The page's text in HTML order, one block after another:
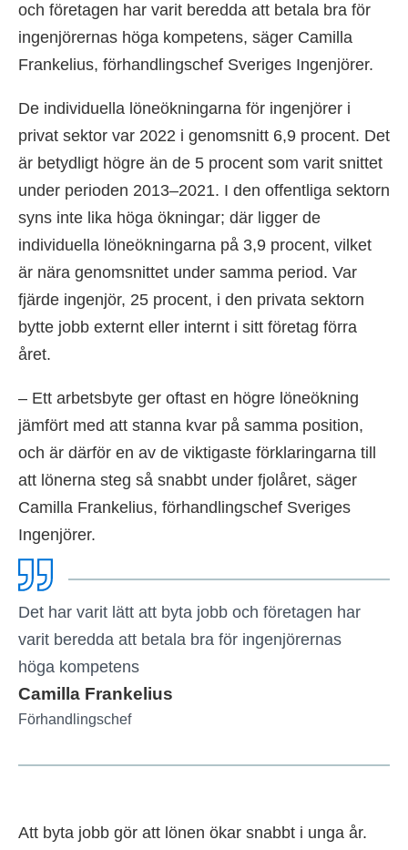
och företagen har varit beredda att betala bra för
ingenjörernas höga kompetens, säger Camilla
Frankelius, förhandlingschef Sveriges Ingenjörer.
De individuella löneökningarna för ingenjörer i
privat sektor var 2022 i genomsnitt 6,9 procent. Det
är betydligt högre än de 5 procent som varit snittet
under perioden 2013–2021. I den offentliga sektorn
syns inte lika höga ökningar; där ligger de
individuella löneökningarna på 3,9 procent, vilket
är nära genomsnittet under samma period. Var
fjärde ingenjör, 25 procent, i den privata sektorn
bytte jobb externt eller internt i sitt företag förra
året.
– Ett arbetsbyte ger oftast en högre löneökning
jämfört med att stanna kvar på samma position,
och är därför en av de viktigaste förklaringarna till
att lönerna steg så snabbt under fjolåret, säger
Camilla Frankelius, förhandlingschef Sveriges
Ingenjörer.
Det har varit lätt att byta jobb och företagen har
varit beredda att betala bra för ingenjörernas
höga kompetens
Camilla Frankelius
Förhandlingschef
Att byta jobb gör att lönen ökar snabbt i unga år.